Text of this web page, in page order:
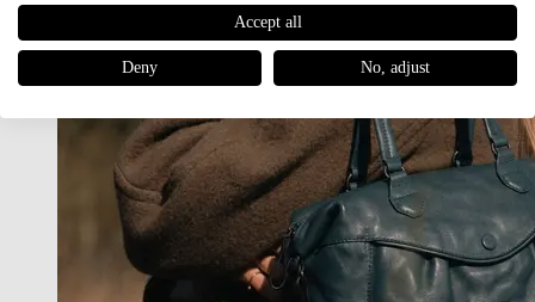
Accept all
Deny No, adjust